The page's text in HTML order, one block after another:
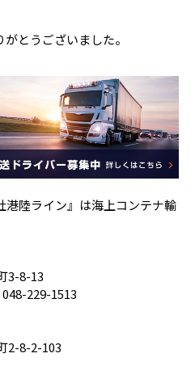
とうございました。
陸ライン』は海上コンテナ輸
3-8-13
229-1513
2-8-2-103